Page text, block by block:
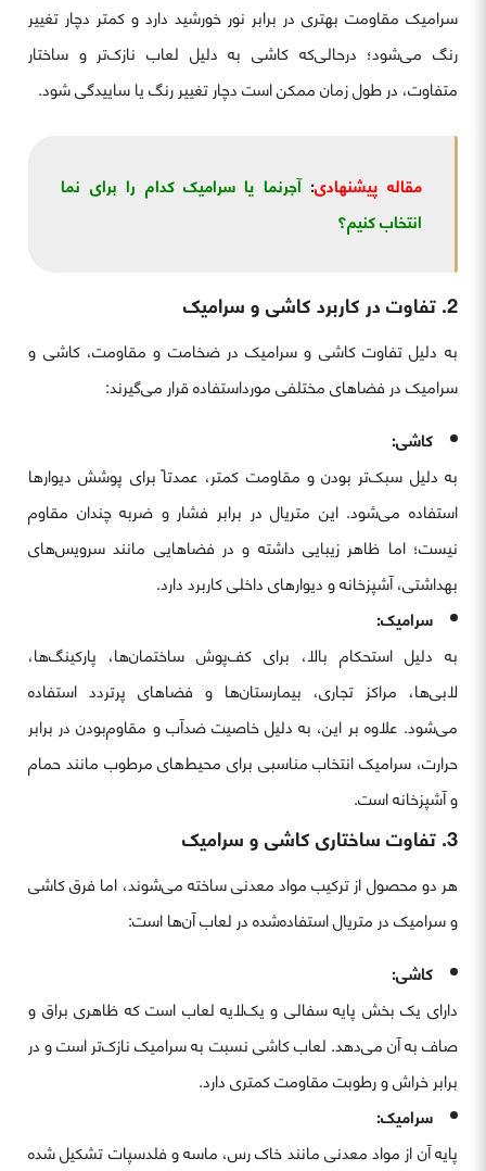
سرامیک مقاومت بهتری در برابر نور خورشید دارد و کمتر دچار تغییر
رنگ می‌شود؛ درحالی‌که کاشی به دلیل لعاب نازک‌تر و ساختار
متفاوت، در طول زمان ممکن است دچار تغییر رنگ یا ساییدگی شود.
مقاله پیشنهادی:آجرنما یا سرامیک کدام را برای نما
انتخاب کنیم؟
2. تفاوت در کاربرد کاشی و سرامیک
به دلیل تفاوت کاشی و سرامیک در ضخامت و مقاومت، کاشی و
سرامیک در فضاهای مختلفی مورداستفاده قرار می‌گیرند:
کاشی:
به دلیل سبک‌تر بودن و مقاومت کمتر، عمدتاً برای پوشش دیوارها
استفاده می‌شود. این متریال در برابر فشار و ضربه چندان مقاوم
نیست؛ اما ظاهر زیبایی داشته و در فضاهایی مانند سرویس‌های
بهداشتی، آشپزخانه و دیوارهای داخلی کاربرد دارد.
سرامیک:
به دلیل استحکام بالا، برای کف‌پوش ساختمان‌ها، پارکینگ‌ها،
لابی‌ها، مراکز تجاری، بیمارستان‌ها و فضاهای پرتردد استفاده
می‌شود. علاوه بر این، به دلیل خاصیت ضدآب و مقاوم‌بودن در برابر
حرارت، سرامیک انتخاب مناسبی برای محیط‌های مرطوب مانند حمام
و آشپزخانه است.
3. تفاوت ساختاری کاشی و سرامیک
هر دو محصول از ترکیب مواد معدنی ساخته می‌شوند، اما فرق کاشی
و سرامیک در متریال استفاده‌شده در لعاب آن‌ها است:
کاشی:
دارای یک بخش پایه سفالی و یک‌لایه لعاب است که ظاهری براق و
صاف به آن می‌دهد. لعاب کاشی نسبت به سرامیک نازک‌تر است و در
برابر خراش و رطوبت مقاومت کمتری دارد.
سرامیک:
پایه آن از مواد معدنی مانند خاک رس، ماسه و فلدسپات تشکیل شده